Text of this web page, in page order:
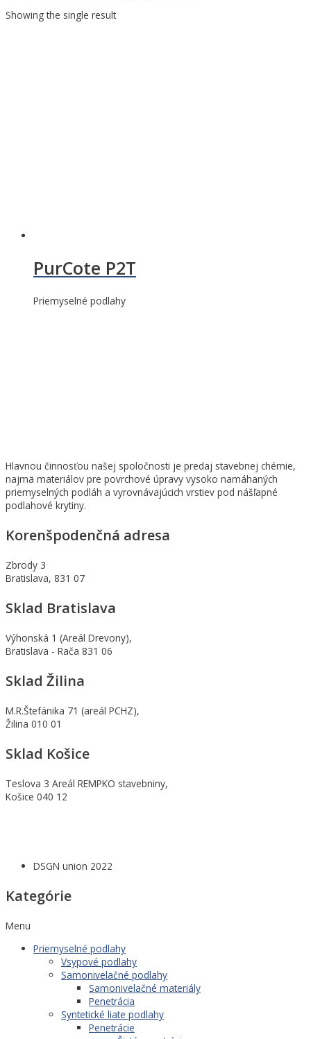
Showing the single result
PurCote P2T
Priemyselné podlahy
Hlavnou činnosťou našej spoločnosti je predaj stavebnej chémie,
najmä materiálov pre povrchové úpravy vysoko namáhaných
priemyselných podláh a vyrovnávajúcich vrstiev pod nášľapné
podlahové krytiny.
Korenšpodenčná adresa
Zbrody 3
Bratislava, 831 07
Sklad Bratislava
Výhonská 1 (Areál Drevony),
Bratislava - Rača 831 06
Sklad Žilina
M.R.Štefánika 71 (areál PCHZ),
Žilina 010 01
Sklad Košice
Teslova 3 Areál REMPKO stavebniny,
Košice 040 12
DSGN union 2022
Kategórie
Menu
Priemyselné podlahy
Vsypové podlahy
Samonivelačné podlahy
Samonivelačné materiály
Penetrácia
Syntetické liate podlahy
Penetrácie